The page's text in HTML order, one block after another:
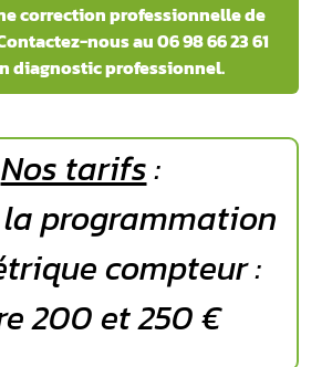
correction professionnelle de
nous au 06 98 66 23 61
diagnostic professionnel.
Nos tarifs:
programmation
compteur :
200 et 250 €